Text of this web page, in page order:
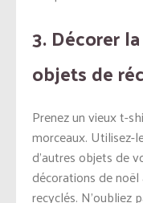
3. Décorer
objets de
Prenez un vieux t-
morceaux. Utilisez-
d’autres objets de
décorations de
recyclés. N’oubliez